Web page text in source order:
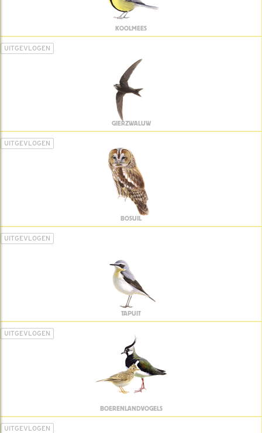
KOOLMEES
UITGEVLOGEN
GIERZWALUW
UITGEVLOGEN
BOSUIL
UITGEVLOGEN
TAPUIT
UITGEVLOGEN
BOERENLANDVOGELS
UITGEVLOGEN